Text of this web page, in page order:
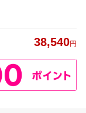
38,540円